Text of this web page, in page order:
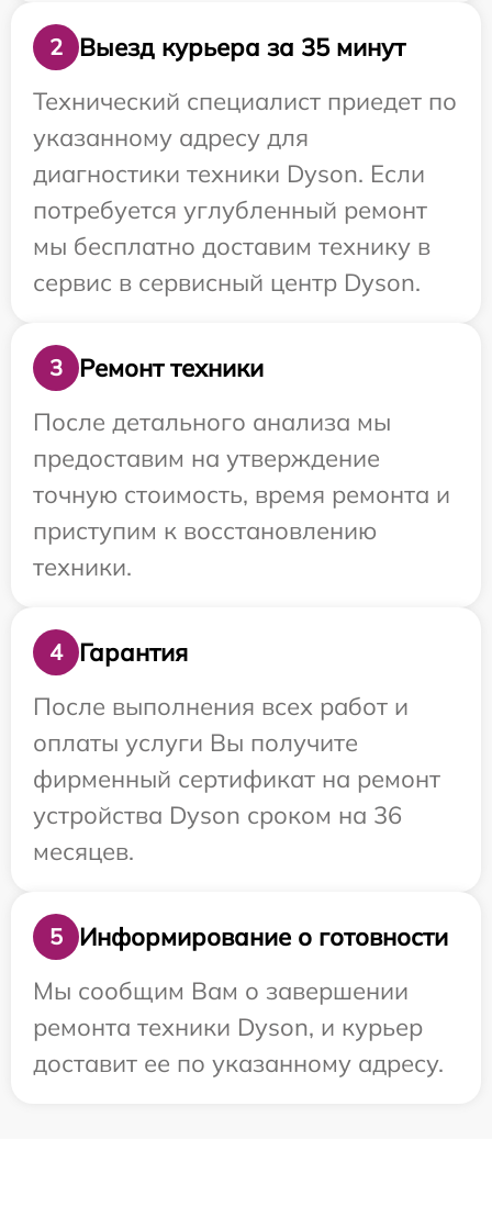
2
Выезд курьера за 35 минут
Технический специалист приедет по
указанному адресу для
диагностики техники Dyson. Если
потребуется углубленный ремонт
мы бесплатно доставим технику в
сервис в сервисный центр Dyson.
3
Ремонт техники
После детального анализа мы
предоставим на утверждение
точную стоимость, время ремонта и
приступим к восстановлению
техники.
4
Гарантия
После выполнения всех работ и
оплаты услуги Вы получите
фирменный сертификат на ремонт
устройства Dyson сроком на 36
месяцев.
5
Информирование о готовности
Мы сообщим Вам о завершении
ремонта техники Dyson, и курьер
доставит ее по указанному адресу.